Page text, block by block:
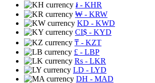
៛ - KHR
₩ - KRW
KD - KWD
CI$ - KYD
₸ - KZT
£ - LBP
Rs - LKR
LD - LYD
DH - MAD